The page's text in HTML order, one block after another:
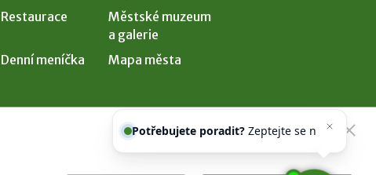
Restaurace
Městské muzeum
a galerie
Denní meníčka
Mapa města
našeho asistenta Chettyho.